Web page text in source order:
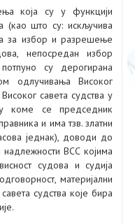
која су у функцији
(као што су: искључива
за избор и разрешење
непосредан избор
су дерогирана
одлучивања Високог
савета судства у
коме се председник
и има тзв. златни
једнак), доводи до
ВСС којима
судова и судија
материјални
судства које бира